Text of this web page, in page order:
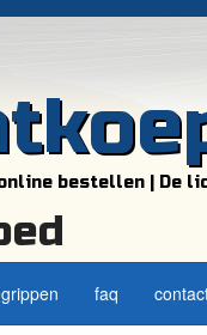
bestellen | De
faq